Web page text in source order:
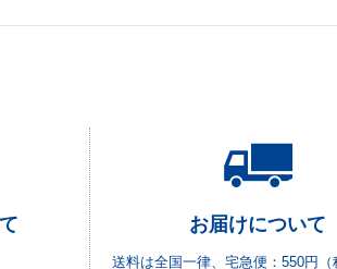
お届けについて
送料は全国一律、宅急便：550円（